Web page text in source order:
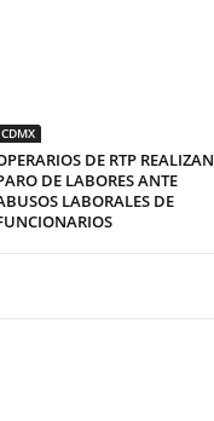
CDMX
DE RTP REALIZAN
DE LABORES ANTE
LABORALES DE